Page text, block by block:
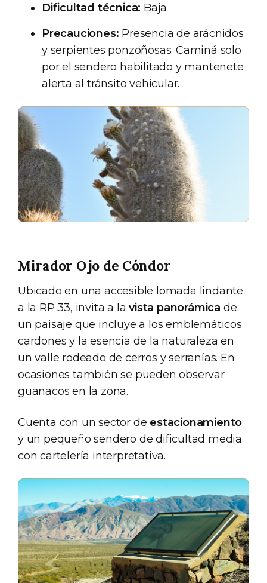
Dificultad técnica: Baja
Precauciones: Presencia de arácnidos
y serpientes ponzoñosas. Caminá solo
por el sendero habilitado y mantenete
alerta al tránsito vehicular.
Mirador Ojo de Cóndor
Ubicado en una accesible lomada lindante
a la RP 33, invita a lavista panorámica de
un paisaje que incluye a los emblemáticos
cardones y la esencia de la naturaleza en
un valle rodeado de cerros y serranías. En
ocasiones también se pueden observar
guanacos en la zona.
Cuenta con un sector de estacionamiento
y un pequeño sendero de dificultad media
con cartelería interpretativa.